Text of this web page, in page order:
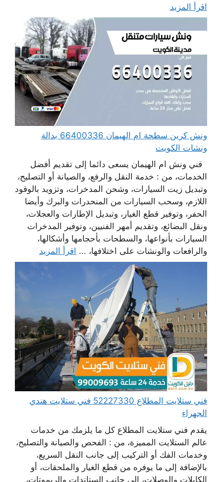
اقرأ المزيد
ونش كرين سطحة ام الهيمان 66400336 بدالة
ونشات الكويت
فني ونش ام الهيمان يسعى دائما إلى تقديم أفضل
الخدمات، من : خدمة النقل والرفع، والصيانة أو التصليح،
وتبديل زيت السيارات، وشحن المدخرات، وتزويد بالوقود
اللازم، وسحب السيارات من المنحدرات والبرك وأيضا
الحفر، وتوفير قطع الغيار، وتبديل الإطارات والعجلات،
ونقل البضائع، وتقديم أمهر الفنيين، وتوفير المدخرات
السيارات بأنواعها، والسطحات بأحجامها وأشكالها،
والرافعات والونشات على اختلافها، ... اقرأ المزيد
فني ستلايت المطلاع 52227330 فني ستلايت هندي
الجهراء
يقدم فني ستلايت المطلاع كل ما يلزمك من خدمات
عالم الستلايت المميزة، من : الفحص والصيانة والتصليح،
وخدمات الفك أو التركيب إلى جانب النقل السريع،
بالإضافة إلى ما يوفره من قطع الغيار والملحقات، أو
الكابلات والوصلات، إلى جانب الستاندات والريموتات،